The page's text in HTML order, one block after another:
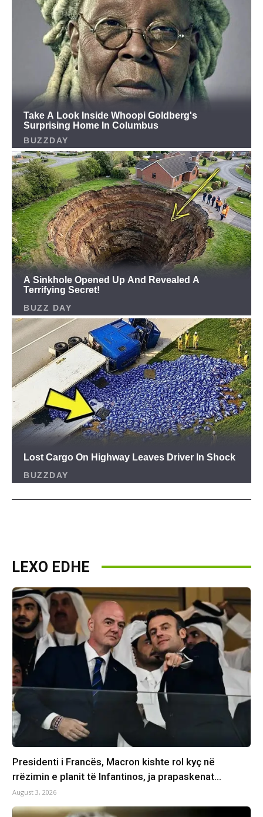
LEXO EDHE
Presidenti i Francës, Macron kishte rol kyç në
rrëzimin e planit të Infantinos, ja prapaskenat…
August 3, 2026